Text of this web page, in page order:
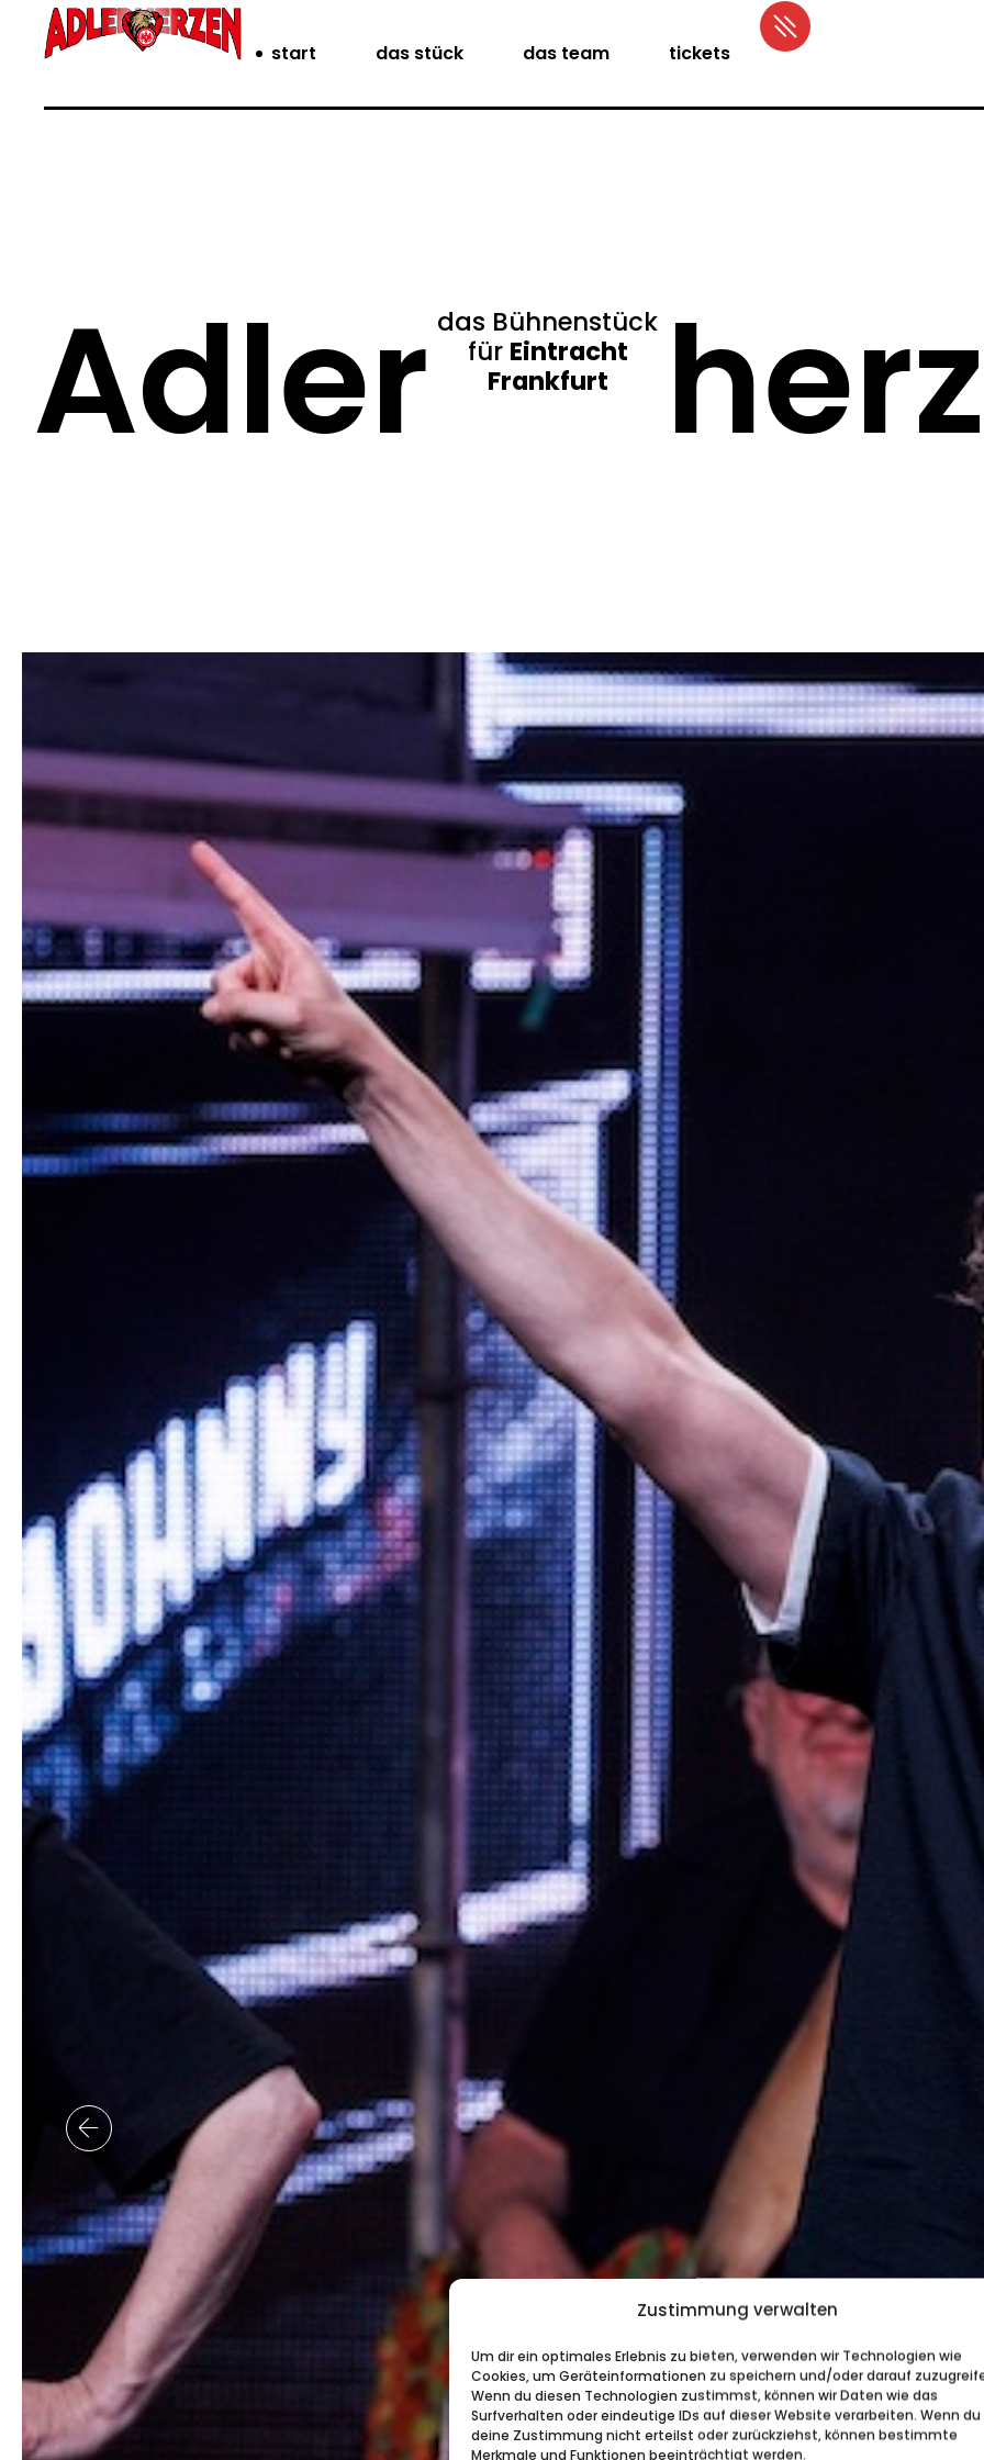
Zustimmung verwalten
Um dir ein optimales Erlebnis zu bieten, verwenden wir Technologien wie
Cookies, um Geräteinformationen zu speichern und/oder darauf
Wenn du diesen Technologien zustimmst, können wir Daten wie das
Surfverhalten oder eindeutige IDs auf dieser Website verarbeiten. Wenn du
deine Zustimmung nicht erteilst oder zurückziehst, können bestimmte
Merkmale und Funktionen beeinträchtigt werden.
start das stück das team tickets
Adler das Bühnenstück
für Eintracht
Frankfurt